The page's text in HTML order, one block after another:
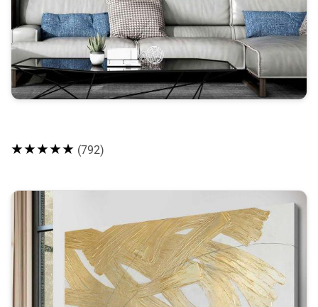
★★★★★ (792)